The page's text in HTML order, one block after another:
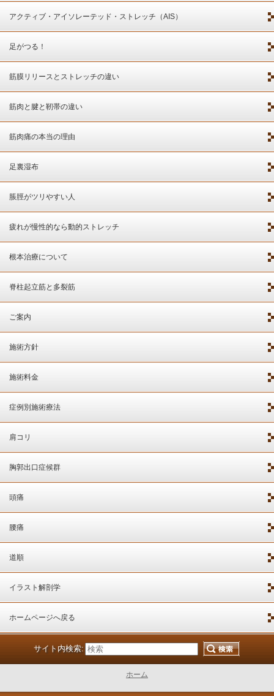
アクティブ・アイソレーテッド・ストレッチ（AIS）
足がつる！
筋膜リリースとストレッチの違い
筋肉と腱と靭帯の違い
筋肉痛の本当の理由
足裏湿布
脹脛がツリやすい人
疲れが慢性的なら動的ストレッチ
根本治療について
脊柱起立筋と多裂筋
ご案内
施術方針
施術料金
症例別施術療法
肩コリ
胸郭出口症候群
頭痛
腰痛
道順
イラスト解剖学
ホームページへ戻る
サイト内検索:
ホーム